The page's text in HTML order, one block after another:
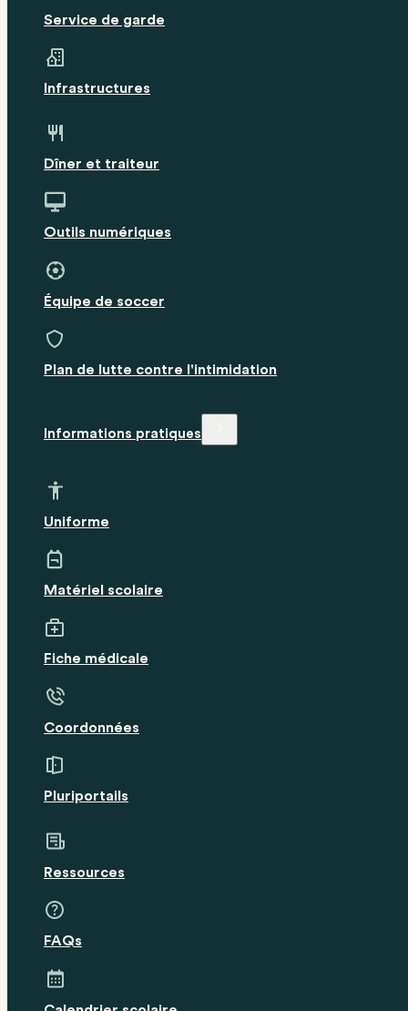
Service de garde
Infrastructures
Dîner et traiteur
Outils numériques
Équipe de soccer
Plan de lutte contre l'intimidation
Informations pratiques
Uniforme
Matériel scolaire
Fiche médicale
Coordonnées
Pluriportails
Ressources
FAQs